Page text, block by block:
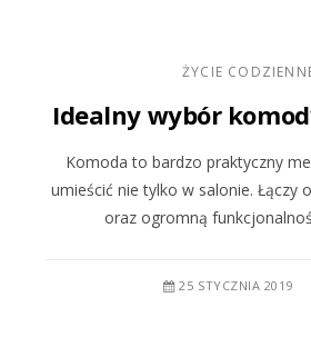
ŻYCIE
Idealny wybór
Komoda to bardzo praktyczny
umieścić nie tylko w salonie. Łączy
oraz ogromną
25 STYCZNIA 2019